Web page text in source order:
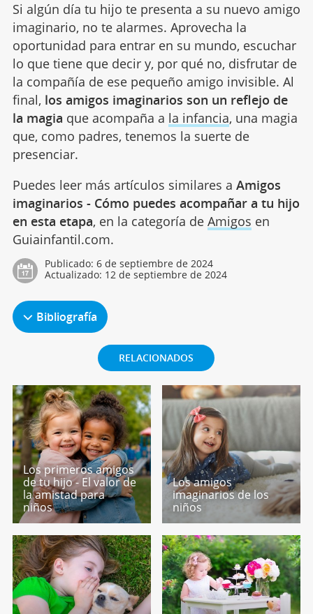
Si algún día tu hijo te presenta a su nuevo amigo
imaginario, no te alarmes. Aprovecha la
oportunidad para entrar en su mundo, escuchar
lo que tiene que decir y, por qué no, disfrutar de
la compañía de ese pequeño amigo invisible. Al
final, los amigos imaginarios son un reflejo de
la magia que acompaña a la infancia, una magia
que, como padres, tenemos la suerte de
presenciar.
Puedes leer más artículos similares a Amigos
imaginarios - Cómo puedes acompañar a tu hijo
en esta etapa, en la categoría de Amigos en
Guiainfantil.com.
Publicado: 6 de septiembre de 2024
Actualizado: 12 de septiembre de 2024
Bibliografía
RELACIONADOS
Los primeros amigos
de tu hijo - El valor de
la amistad para
niños
Los amigos
imaginarios de los
niños